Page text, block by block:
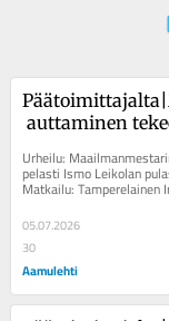
auttaminen
tarvitsemme
Urheilu:
pelasti Ismo Leikolan
Matkailu: Tamperelainen
Salminen lopetti
jälkeen ulkomaanmatkat...
05.07.2026
30
Aamulehti